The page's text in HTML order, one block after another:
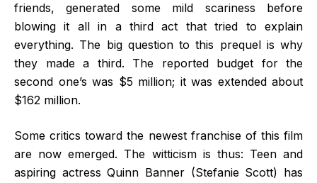
friends, generated some mild scariness before
blowing it all in a third act that tried to explain
everything. The big question to this prequel is why
they made a third. The reported budget for the
second one’s was $5 million; it was extended about
$162 million.
Some critics toward the newest franchise of this film
are now emerged. The witticism is thus: Teen and
aspiring actress Quinn Banner (Stefanie Scott) has